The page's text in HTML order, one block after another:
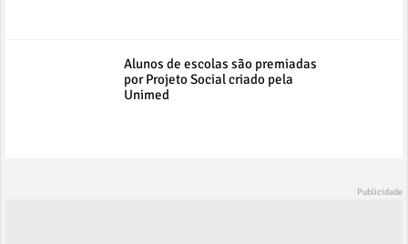
Alunos de escolas são premiadas
por Projeto Social criado pela
Unimed